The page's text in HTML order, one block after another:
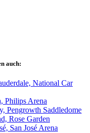
auch:
National Car
Philips Arena
Pengrowth Saddledome
Rose Garden
San José Arena